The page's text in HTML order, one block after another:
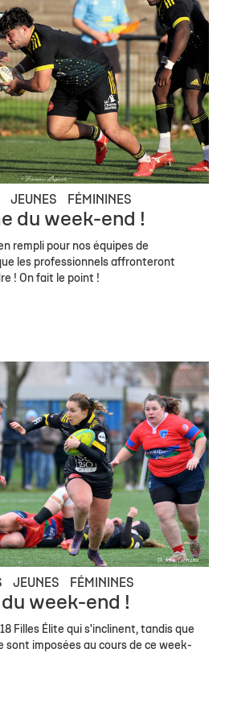
JEUNES FÉMININES
du week-end !
rempli pour nos équipes de
les professionnels affronteront
! On fait le point !
JEUNES FÉMININES
week-end !
Filles Élite qui s'inclinent, tandis que
sont imposées au cours de ce week-